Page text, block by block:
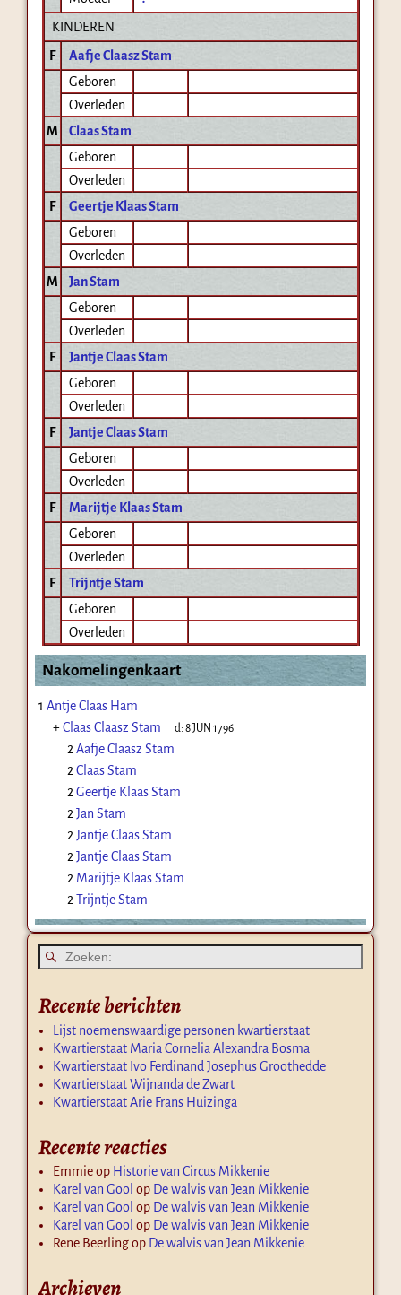
KINDEREN
F
Aafje Claasz Stam
Geboren
Overleden
M
Claas Stam
Geboren
Overleden
F
Geertje Klaas Stam
Geboren
Overleden
M
Jan Stam
Geboren
Overleden
F
Jantje Claas Stam
Geboren
Overleden
F
Jantje Claas Stam
Geboren
Overleden
F
Marijtje Klaas Stam
Geboren
Overleden
F
Trijntje Stam
Geboren
Overleden
Nakomelingenkaart
1 Antje Claas Ham
+Claas Claasz Stam d:8 JUN 1796
2 Aafje Claasz Stam
2 Claas Stam
2 Geertje Klaas Stam
2 Jan Stam
2 Jantje Claas Stam
2 Jantje Claas Stam
2 Marijtje Klaas Stam
2 Trijntje Stam
Recente berichten
Lijst noemenswaardige personen kwartierstaat
Kwartierstaat Maria Cornelia Alexandra Bosma
Kwartierstaat Ivo Ferdinand Josephus Groothedde
Kwartierstaat Wijnanda de Zwart
Kwartierstaat Arie Frans Huizinga
Recente reacties
Emmieop Historie van Circus Mikkenie
Karel van Gool op De walvis van Jean Mikkenie
Karel van Gool op De walvis van Jean Mikkenie
Karel van Gool op De walvis van Jean Mikkenie
Rene Beerlingop De walvis van Jean Mikkenie
Archieven